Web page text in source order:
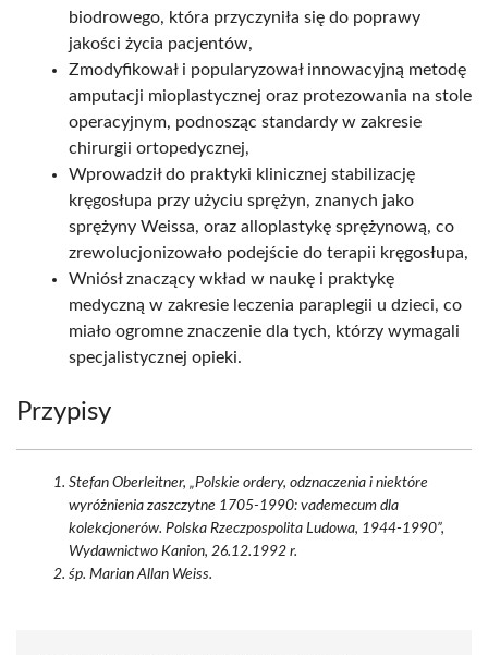
biodrowego, która przyczyniła się do poprawy
jakości życia pacjentów,
Zmodyfikował i popularyzował innowacyjną metodę
amputacji mioplastycznej oraz protezowania na stole
operacyjnym, podnosząc standardy w zakresie
chirurgii ortopedycznej,
Wprowadził do praktyki klinicznej stabilizację
kręgosłupa przy użyciu sprężyn, znanych jako
sprężyny Weissa, oraz alloplastykę sprężynową, co
zrewolucjonizowało podejście do terapii kręgosłupa,
Wniósł znaczący wkład w naukę i praktykę
medyczną w zakresie leczenia paraplegii u dzieci, co
miało ogromne znaczenie dla tych, którzy wymagali
specjalistycznej opieki.
Przypisy
Stefan Oberleitner, „Polskie ordery, odznaczenia i niektóre
wyróżnienia zaszczytne 1705-1990: vademecum dla
kolekcjonerów. Polska Rzeczpospolita Ludowa, 1944-1990”,
Wydawnictwo Kanion, 26.12.1992 r.
śp. Marian Allan Weiss.